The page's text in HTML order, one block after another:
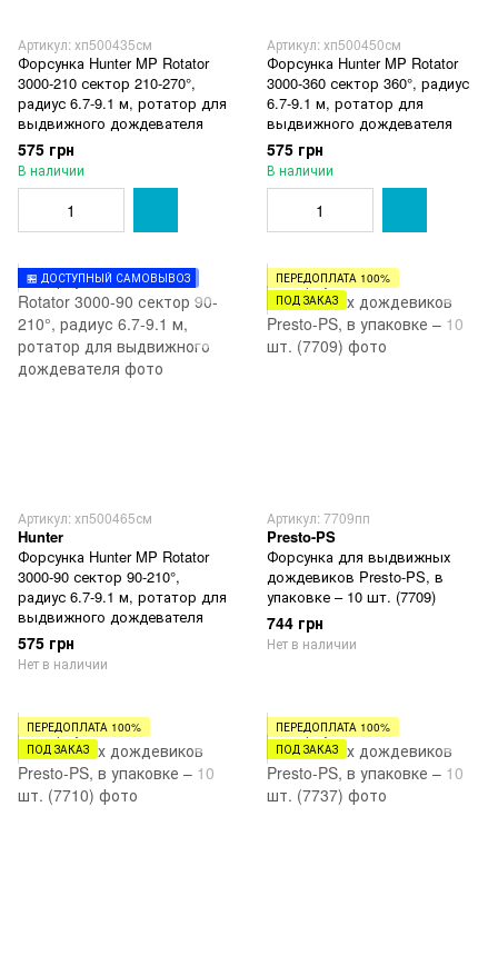
Артикул: хп500435см
Форсунка Hunter MP Rotator
3000-210 сектор 210-270°,
радиус 6.7-9.1 м, ротатор для
выдвижного дождевателя
575 грн
В наличии
Артикул: хп500450см
Форсунка Hunter MP Rotator
3000-360 сектор 360°, радиус
6.7-9.1 м, ротатор для
выдвижного дождевателя
575 грн
В наличии
🏪 ДОСТУПНЫЙ САМОВЫВОЗ
Артикул: хп500465см
Hunter
Форсунка Hunter MP Rotator
3000-90 сектор 90-210°,
радиус 6.7-9.1 м, ротатор для
выдвижного дождевателя
575 грн
Нет в наличии
ПЕРЕДОПЛАТА 100%
ПОД ЗАКАЗ
Артикул: 7709пп
Presto-PS
Форсунка для выдвижных
дождевиков Presto-PS, в
упаковке – 10 шт. (7709)
744 грн
Нет в наличии
ПЕРЕДОПЛАТА 100%
ПОД ЗАКАЗ
ПЕРЕДОПЛАТА 100%
ПОД ЗАКАЗ